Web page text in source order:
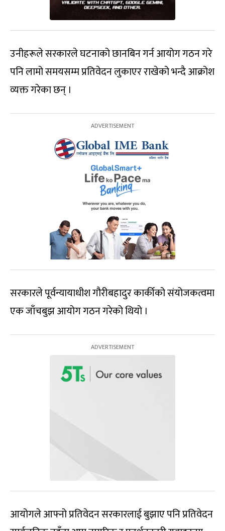
उनीहरूले सरकारले घटनाको छानबिन गर्न आयोग गठन गरे
पनि लामो समयसम्म प्रतिवेदन लुकाएर राखेको भन्दै आक्रोश
व्यक्त गरेका छन् ।
सरकारले पूर्वन्यायाधीश गौरीबहादुर कार्कीको संयोजकत्वमा
एक जाँचबुझ आयोग गठन गरेको थियो ।
आयोगले आफ्नो प्रतिवेदन सरकारलाई बुझाए पनि प्रतिवेदन